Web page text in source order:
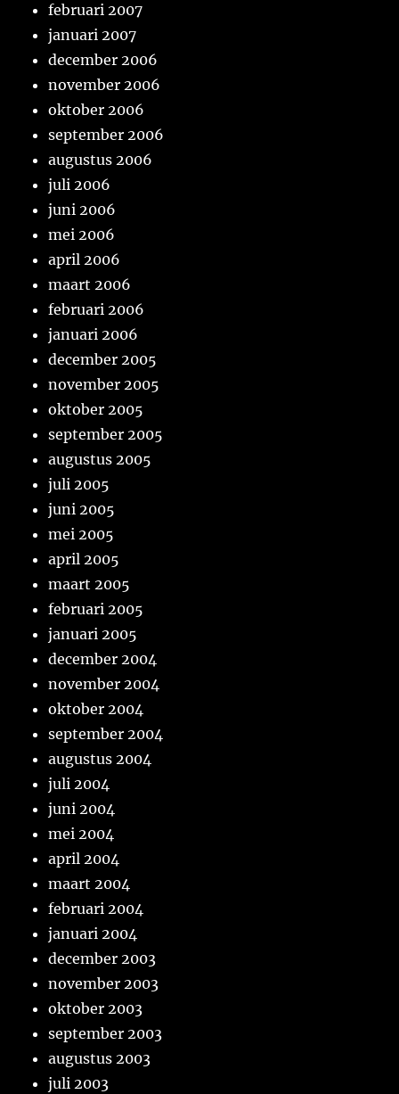
februari 2007
januari 2007
december 2006
november 2006
oktober 2006
september 2006
augustus 2006
juli 2006
juni 2006
mei 2006
april 2006
maart 2006
februari 2006
januari 2006
december 2005
november 2005
oktober 2005
september 2005
augustus 2005
juli 2005
juni 2005
mei 2005
april 2005
maart 2005
februari 2005
januari 2005
december 2004
november 2004
oktober 2004
september 2004
augustus 2004
juli 2004
juni 2004
mei 2004
april 2004
maart 2004
februari 2004
januari 2004
december 2003
november 2003
oktober 2003
september 2003
augustus 2003
juli 2003